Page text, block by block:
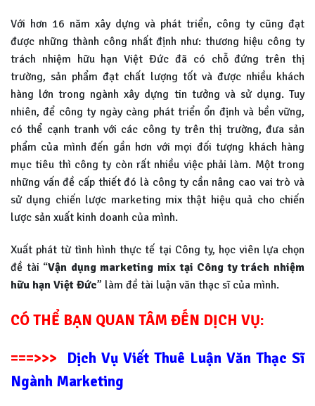
Với hơn 16 năm xây dựng và phát triển, công ty cũng đạt
được những thành công nhất định như: thương hiệu công ty
trách nhiệm hữu hạn Việt Đức đã có chỗ đứng trên thị
trường, sản phẩm đạt chất lượng tốt và được nhiều khách
hàng lớn trong ngành xây dựng tin tưởng và sử dụng. Tuy
nhiên, để công ty ngày càng phát triển ổn định và bền vững,
có thể cạnh tranh với các công ty trên thị trường, đưa sản
phẩm của mình đến gần hơn với mọi đối tượng khách hàng
mục tiêu thì công ty còn rất nhiều việc phải làm. Một trong
những vấn đề cấp thiết đó là công ty cần nâng cao vai trò và
sử dụng chiến lược marketing mix thật hiệu quả cho chiến
lược sản xuất kinh doanh của mình.
Xuất phát từ tình hình thực tế tại Công ty, học viên lựa chọn
đề tài “Vận dụng marketing mix tại Công ty trách nhiệm
hữu hạn Việt Đức” làm đề tài luận văn thạc sĩ của mình.
CÓ THỂ BẠN QUAN TÂM ĐẾN DỊCH VỤ:
===>>>
Dịch Vụ Viết Thuê Luận Văn Thạc Sĩ
Ngành Marketing